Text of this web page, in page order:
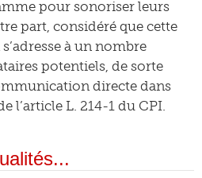
pour sonoriser leurs
part, considéré que cette
à un nombre
potentiels, de sorte
directe dans
l’article L. 214-1 du CPI.